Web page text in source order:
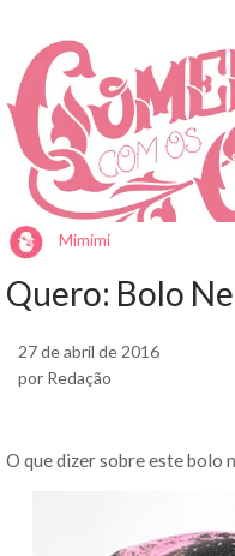
Mimimi
Quero: Bolo
27 de abril de 2016
por Redação
O que dizer sobre este